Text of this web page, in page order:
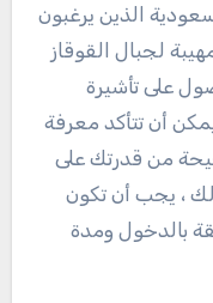
الذين يرغبون
لجبال القوقاز
على تأشيرة
أن تتأكد معرفة
من قدرتك على
، يجب أن تكون
بالدخول ومدة